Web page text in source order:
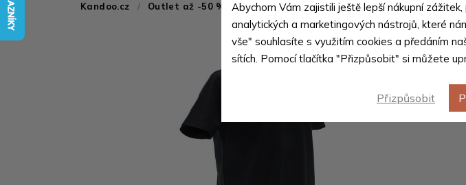
Kandoo.cz Outlet až -50 % - doprodej nekoženého zboží
Abychom Vám zajistili ještě lepší nákupní
analytických a marketingových nástrojů, které
vše" souhlasíte s využitím cookies a předáním
sítích. Pomocí tlačítka "Přizpůsobit" si můžete
Přizpůsobit